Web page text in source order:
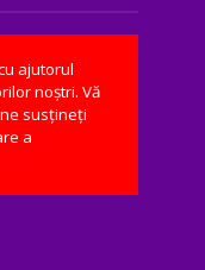
ajutorul
noștri. Vă
susțineți
a